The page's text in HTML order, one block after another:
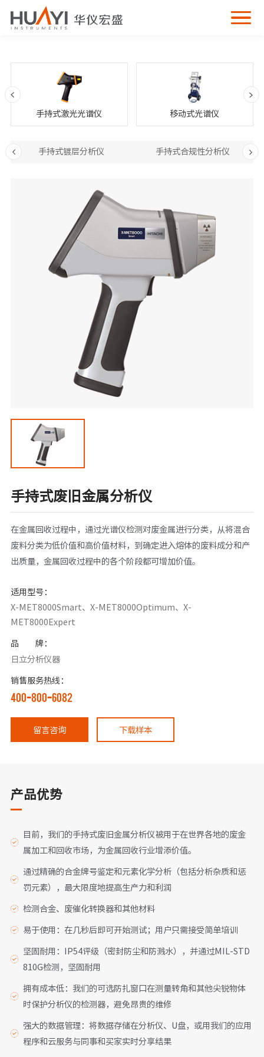
手持式激光光谱仪 移动式光谱仪
手持式镀层分析仪 手持式合规性分析仪
手持式废旧金属分析仪
在金属回收过程中，通过光谱仪检测对废金属进行分类，从将混合
废料分类为低价值和高价值材料，到确定进入熔体的废料成分和产
出质量，金属回收过程中的各个阶段都可增加价值。
适用型号：
X-MET8000Smart、X-MET8000Optimum、X-
MET8000Expert
品 牌：
日立分析仪器
销售服务热线：
400-800-6082
留言咨询 下载样本
产品优势
目前，我们的手持式废旧金属分析仪被用于在世界各地的废金
属加工和回收市场，为金属回收行业增添价值。
通过精确的合金牌号鉴定和元素化学分析（包括分析杂质和惩
罚元素），最大限度地提高生产力和利润
检测合金、废催化转换器和其他材料
易于使用：在几秒后即可开始测试；用户只需接受简单培训
坚固耐用：IP54评级（密封防尘和防溅水），并通过MIL-STD
810G检测，坚固耐用
拥有成本低：我们的可选防扎窗口在测量转角和其他尖锐物体
时保护分析仪的检测器，避免昂贵的维修
强大的数据管理：将数据存储在分析仪、U盘，或用我们的应用
程序和云服务与同事和买家实时分享结果